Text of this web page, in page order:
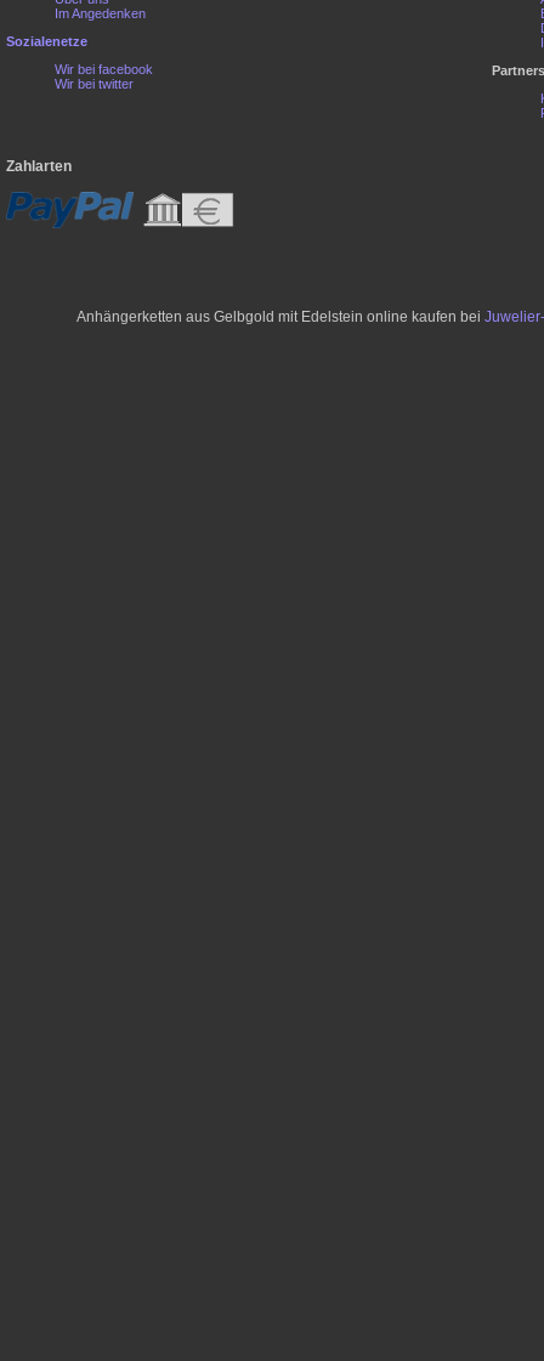
Im Angedenken
Sozialenetze
Wir bei facebook
Wir bei twitter
Zahlarten
Anhängerketten aus Gelbgold mit Edelstein online kaufen bei